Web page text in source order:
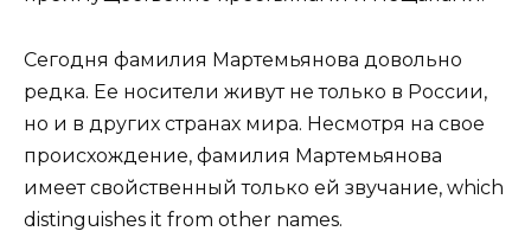
Сегодня фамилия Мартемьянова довольно
редка. Ее носители живут не только в России,
но и в других странах мира. Несмотря на свое
происхождение, фамилия Мартемьянова
имеет свойственный только ей звучание, which
distinguishes it from other names.